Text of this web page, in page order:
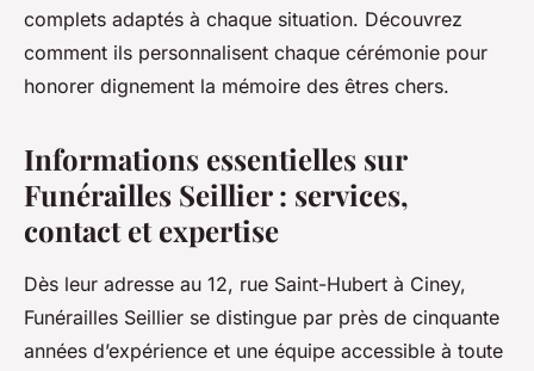
complets adaptés à chaque situation. Découvrez
comment ils personnalisent chaque cérémonie pour
honorer dignement la mémoire des êtres chers.
Informations essentielles sur
Funérailles Seillier : services,
contact et expertise
Dès leur adresse au 12, rue Saint-Hubert à Ciney,
Funérailles Seillier se distingue par près de cinquante
années d’expérience et une équipe accessible à toute